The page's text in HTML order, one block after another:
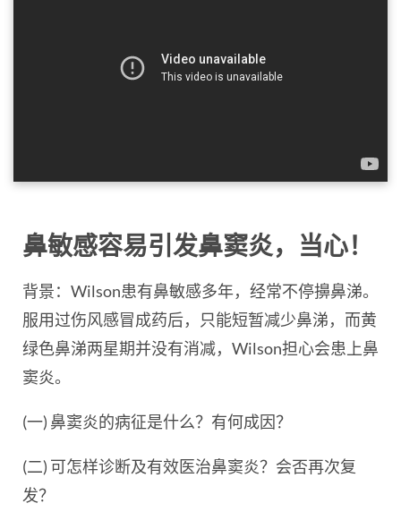
鼻敏感容易引发鼻窦炎，当心！
背景：Wilson患有鼻敏感多年，经常不停擤鼻涕。
服用过伤风感冒成药后，只能短暂减少鼻涕，而黄
绿色鼻涕两星期并没有消减，Wilson担心会患上鼻
窦炎。
(一) 鼻窦炎的病征是什么？有何成因？
(二) 可怎样诊断及有效医治鼻窦炎？会否再次复
发？